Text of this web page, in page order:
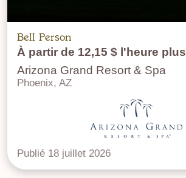
Bell Person
À partir de 12,15 $ l'heure
Arizona Grand Resort & Spa
Phoenix, AZ
Publié 18 juillet 2026